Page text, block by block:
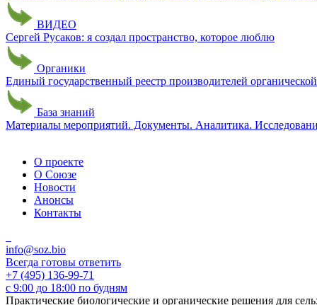
ВИДЕО
Сергей Русаков: я создал пространство, которое люблю
Органики
Единый государственный реестр производителей
База знаний
Материалы мероприятий. Документы. Аналитика.
О проекте
О Союзе
Новости
Анонсы
Контакты
info@soz.bio
Всегда готовы ответить
+7 (495) 136-99-71
с 9:00 до 18:00 по будням
Практические биологические и органические решения для